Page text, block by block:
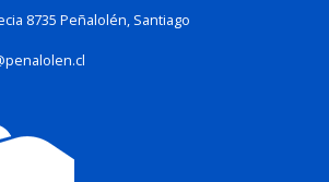
8735 Peñalolén, Santiago